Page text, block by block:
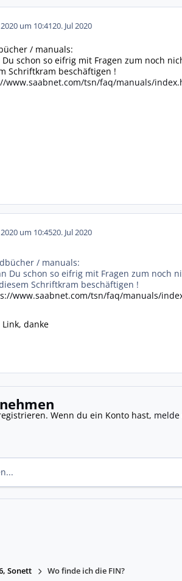
um 10:4120. Jul 2020
/ manuals:
Du schon so eifrig mit Fragen zum noch
Schriftkram beschäftigen !
www.saabnet.com/tsn/faq/manuals/
2020 um 10:4520. Jul 2020
/ manuals:
Du schon so eifrig mit Fragen zum noch
Schriftkram beschäftigen !
www.saabnet.com/tsn/faq/manuals/
danke
Wenn du ein Konto hast,
Sonett Wo finde ich die FIN?